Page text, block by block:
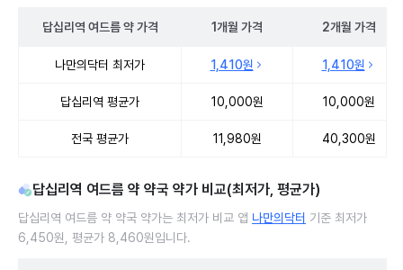
답십리역 여드름 약가격 1개월 가격 2개월 가격
나만의닥터 최저가 1,410원 1,410원
답십리역 평균가 10,000원 10,000원
전국 평균가 11,980원 40,300원
답십리역 여드름 약 약국 약가 비교(최저가, 평균가)
답십리역 여드름 약 약국 약가는 최저가 비교 앱 나만의닥터 기준 최저가
6,450원, 평균가 8,460원입니다.